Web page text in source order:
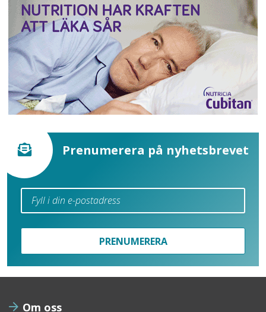
Prenumerera på nyhetsbrevet
PRENUMERERA
Om oss